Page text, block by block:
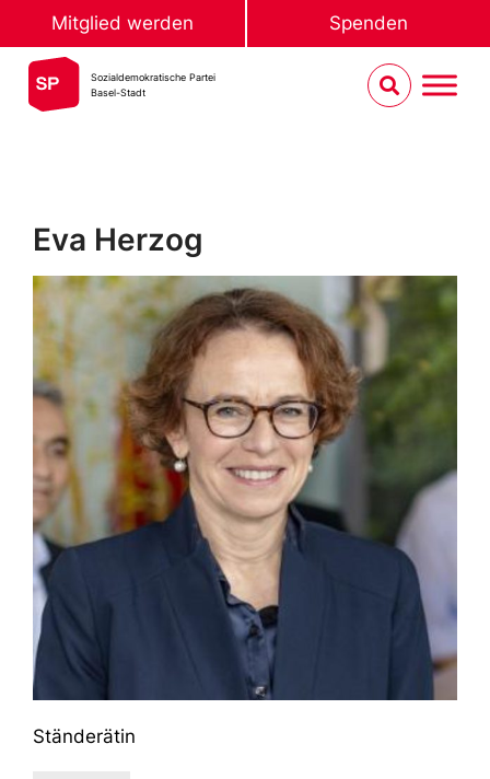
Mitglied werden Spenden
Sozialdemokratische Partei
Basel-Stadt
Eva Herzog
Ständerätin